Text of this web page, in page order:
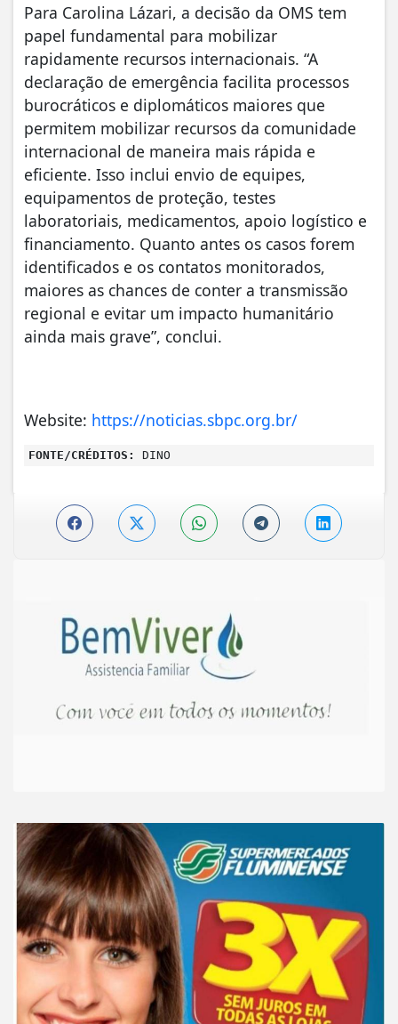
Para Carolina Lázari, a decisão da OMS tem
papel fundamental para mobilizar
rapidamente recursos internacionais. “A
declaração de emergência facilita processos
burocráticos e diplomáticos maiores que
permitem mobilizar recursos da comunidade
internacional de maneira mais rápida e
eficiente. Isso inclui envio de equipes,
equipamentos de proteção, testes
laboratoriais, medicamentos, apoio logístico e
financiamento. Quanto antes os casos forem
identificados e os contatos monitorados,
maiores as chances de conter a transmissão
regional e evitar um impacto humanitário
ainda mais grave”, conclui.
Website: https://noticias.sbpc.org.br/
FONTE/CRÉDITOS: DINO